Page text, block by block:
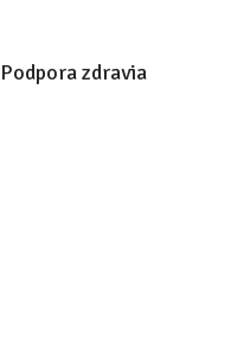
Podpora zdravia